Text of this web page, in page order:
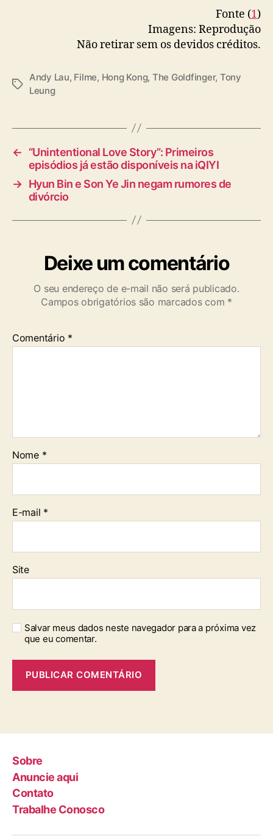
Fonte (1)
Imagens: Reprodução
Não retirar sem os devidos créditos.
T
Andy Lau, Filme, Hong Kong, The Goldfinger, Tony
Leung
←
“Unintentional Love Story”: Primeiros
episódios já estão disponíveis na iQIYI
→ Hyun Bin e Son Ye Jin negam rumores de
divórcio
Deixe um comentário
O seu endereço de e-mail não será publicado.
Campos obrigatórios são marcados com *
Comentário *
Nome *
E-mail *
Site
Salvar meus dados neste navegador para a próxima vez
que eu comentar.
Sobre
Anuncie aqui
Contato
Trabalhe Conosco